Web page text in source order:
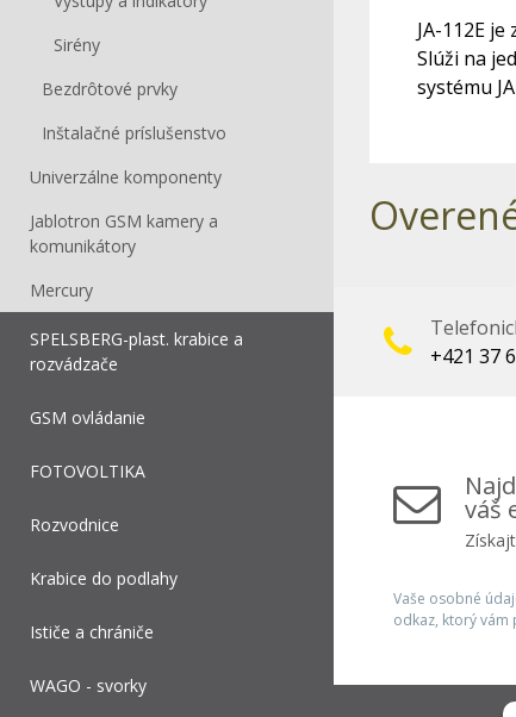
Sirény
Bezdrôtové prvky
Inštalačné príslušenstvo
Univerzálne komponenty
Jablotron GSM kamery a
komunikátory
Mercury
SPELSBERG-plast. krabice a
rozvádzače
GSM ovládanie
FOTOVOLTIKA
Rozvodnice
Krabice do podlahy
Ističe a chrániče
WAGO - svorky
JA-112E
Slúži na
systému
+421 37
váš
Vaše osobné
odkaz, ktorý vám